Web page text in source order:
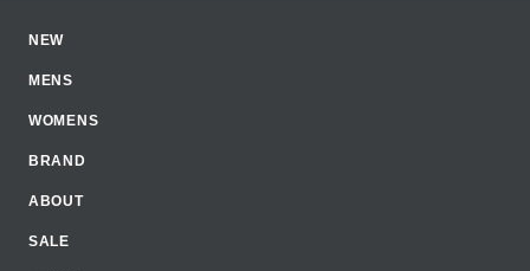
NEW
MENS
WOMENS
BRAND
ABOUT
SALE